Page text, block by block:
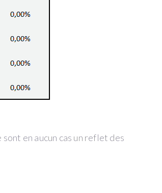
en aucun cas un reflet des